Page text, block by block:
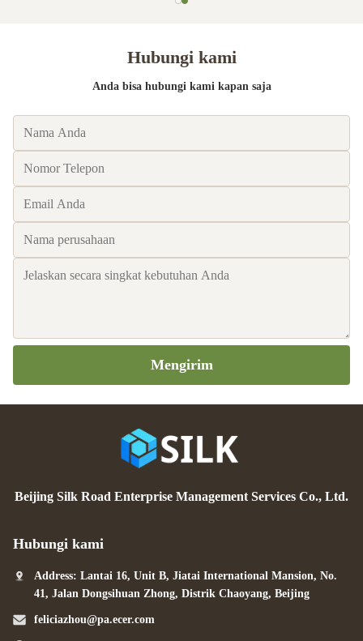
Hubungi kami
Anda bisa hubungi kami kapan saja
Mengirim
Beijing Silk Road Enterprise Management Services Co., Ltd.
Hubungi kami
Address: Lantai 16, Unit B, Jiatai International Mansion, No.
41, Jalan Dongsihuan Zhong, Distrik Chaoyang, Beijing
feliciazhou@pa.ecer.com